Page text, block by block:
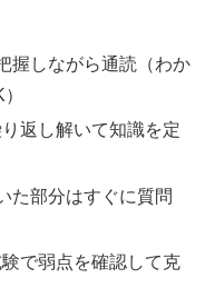
握しながら通読（わか
返し解いて知識を定
た部分はすぐに質問
験で弱点を確認して克